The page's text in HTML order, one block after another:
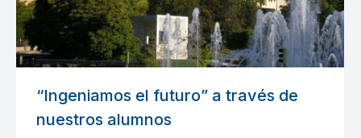
“Ingeniamos el futuro” a través de
nuestros alumnos